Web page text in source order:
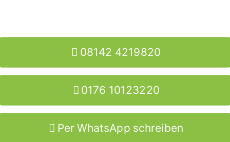
08142 4219820
0176 10123220
Per WhatsApp schreiben